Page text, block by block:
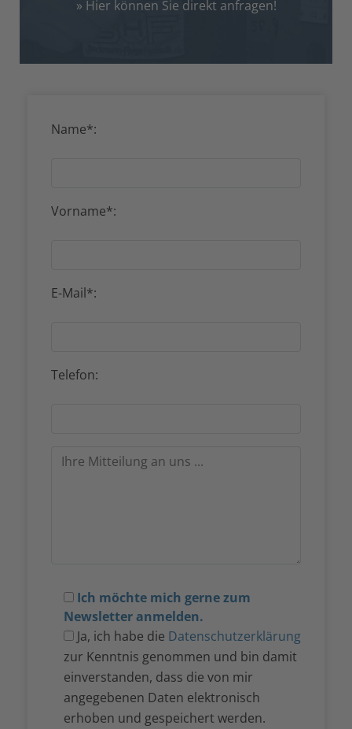
» Hier können Sie direkt anfragen!
Name*:
Vorname*:
E-Mail*:
Telefon:
Ich möchte mich gerne zum
Newsletter anmelden.
Ja, ich habe die Datenschutzerklärung
zur Kenntnis genommen und bin damit
einverstanden, dass die von mir
angegebenen Daten elektronisch
erhoben und gespeichert werden.